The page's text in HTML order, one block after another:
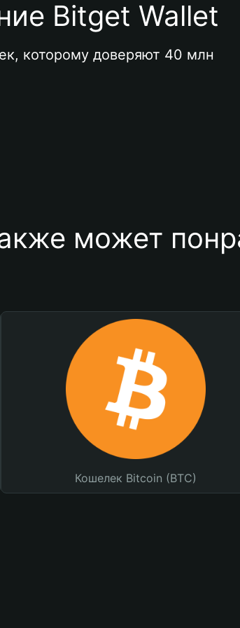
Bitget Wallet
которому доверяют 40 млн
может
Кошелек Bitcoin (BTC)